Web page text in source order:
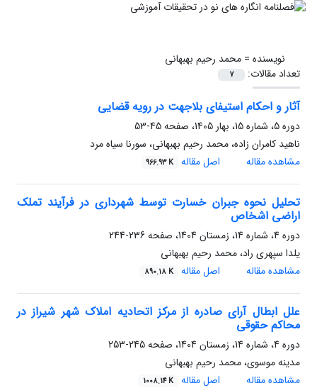
نویسنده =محمد رحیم بهبهانی
تعداد مقالات:
7
آثار و احکام استیفای بلاجهت در رویه قضایی
دوره 5، شماره 15، بهار 1405، صفحه
45-53
ناهید کامران زاده، محمد رحیم بهبهانی، سورنا سیاه مرد
مشاهده مقاله
اصل مقاله 966.93 K
تحلیل نحوه جبران خسارت توسط شهرداری در فرآیند تملک
اراضی اشخاص
دوره 4، شماره 14، زمستان 1404، صفحه
236-244
یلدا سپهری راد، محمد رحیم بهبهانی
مشاهده مقاله
اصل مقاله 890.18 K
علل ابطال آرای صادره از مرکز اتحادیه املاک شهر شیراز در
محاکم حقوقی
دوره 4، شماره 14، زمستان 1404، صفحه
245-253
مدینه موسوی، محمد رحیم بهبهانی
مشاهده مقاله
اصل مقاله 1008.14 K